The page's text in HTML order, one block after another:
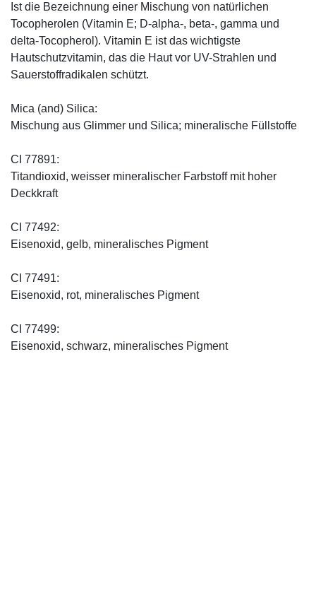
Ist die Bezeichnung einer Mischung von natürlichen
Tocopherolen (Vitamin E; D-alpha-, beta-, gamma und
delta-Tocopherol). Vitamin E ist das wichtigste
Hautschutzvitamin, das die Haut vor UV-Strahlen und
Sauerstoffradikalen schützt.
Mica (and) Silica:
Mischung aus Glimmer und Silica; mineralische Füllstoffe
CI 77891:
Titandioxid, weisser mineralischer Farbstoff mit hoher
Deckkraft
CI 77492:
Eisenoxid, gelb, mineralisches Pigment
CI 77491:
Eisenoxid, rot, mineralisches Pigment
CI 77499:
Eisenoxid, schwarz, mineralisches Pigment